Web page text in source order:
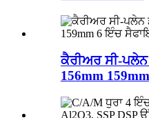
ਕੈਰੀਅਰ ਸੀ-ਪਲੇਨ
156mm